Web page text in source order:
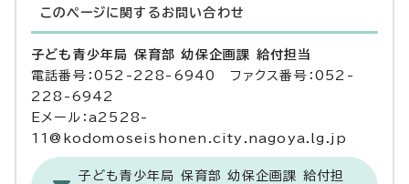
このページに関する お問い合わせ
子ども青少年局 保育部 幼保企画課 給付担当
電話番号：052-228-6940 ファクス番号：052-
228-6942
Eメール：a2528-
11@kodomoseishonen.city.nagoya.lg.jp
子ども青少年局 保育部 幼保企画課 給付担